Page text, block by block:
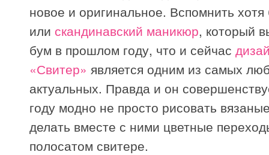
новое и оригинальное. Вспомнить
или скандинавский маникюр, который
бум в прошлом году, что и сейчас
«Свитер» является одним из самых
актуальных. Правда и он
году модно не просто рисовать
делать вместе с ними цветные
полосатом свитере.